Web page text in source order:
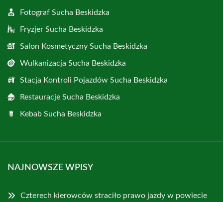
Fotograf Sucha Beskidzka
Fryzjer Sucha Beskidzka
Salon Kosmetyczny Sucha Beskidzka
Wulkanizacja Sucha Beskidzka
Stacja Kontroli Pojazdów Sucha Beskidzka
Restauracje Sucha Beskidzka
Kebab Sucha Beskidzka
NAJNOWSZE WPISY
Czterech kierowców straciło prawo jazdy w powiecie